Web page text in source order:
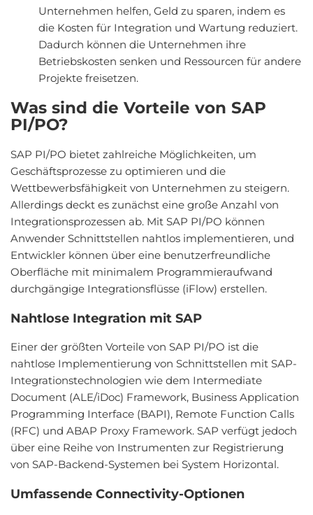
Unternehmen helfen, Geld zu sparen, indem es
die Kosten für Integration und Wartung reduziert.
Dadurch können die Unternehmen ihre
Betriebskosten senken und Ressourcen für andere
Projekte freisetzen.
Was sind die Vorteile von SAP
PI/PO?
SAP PI/PO bietet zahlreiche Möglichkeiten, um
Geschäftsprozesse zu optimieren und die
Wettbewerbsfähigkeit von Unternehmen zu steigern.
Allerdings deckt es zunächst eine große Anzahl von
Integrationsprozessen ab. Mit SAP PI/PO können
Anwender Schnittstellen nahtlos implementieren, und
Entwickler können über eine benutzerfreundliche
Oberfläche mit minimalem Programmieraufwand
durchgängige Integrationsflüsse (iFlow) erstellen.
Nahtlose Integration mit SAP
Einer der größten Vorteile von SAP PI/PO ist die
nahtlose Implementierung von Schnittstellen mit SAP-
Integrationstechnologien wie dem Intermediate
Document (ALE/iDoc) Framework, Business Application
Programming Interface (BAPI), Remote Function Calls
(RFC) und ABAP Proxy Framework. SAP verfügt jedoch
über eine Reihe von Instrumenten zur Registrierung
von SAP-Backend-Systemen bei System Horizontal.
Umfassende Connectivity-Optionen